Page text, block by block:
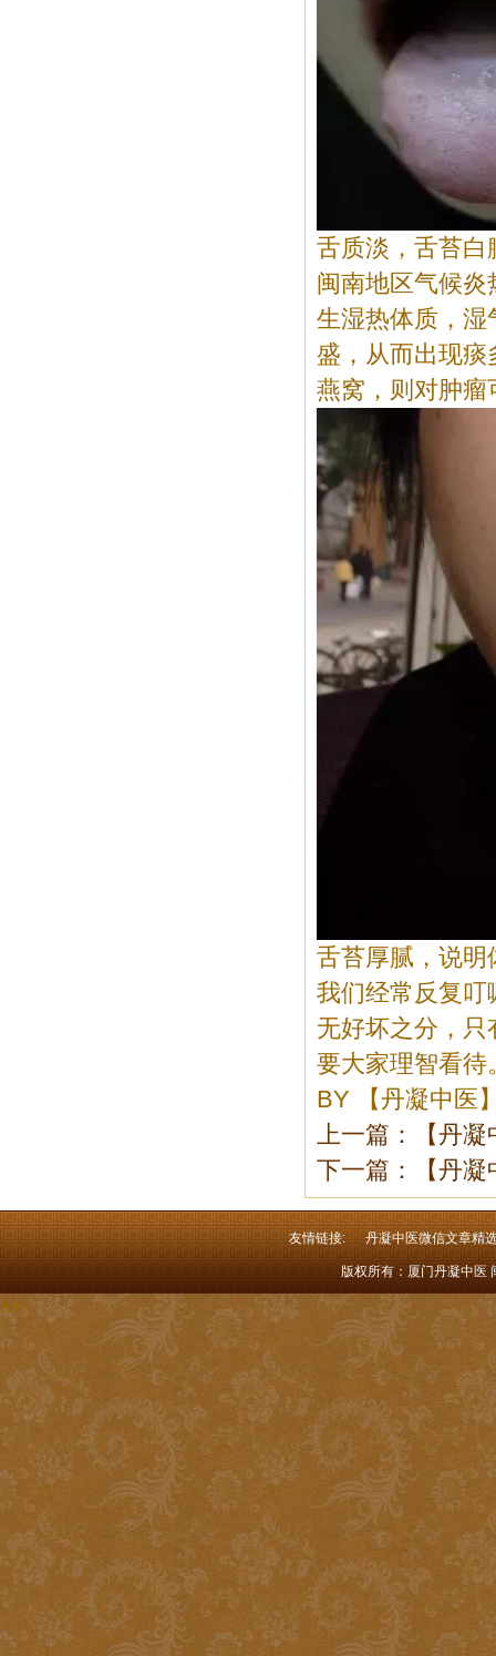
舌质淡，舌苔白
闽南地区气候
生湿热体质，湿
盛，从而出现
燕窝，则对肿瘤
舌苔厚腻，说明
我们经常反复叮
无好坏之分，
要大家理智看待
BY
【丹凝中医
上一篇：【丹凝
下一篇：【丹凝
友情链接: 丹凝中医微信文章精
版权所有：厦门丹凝中医
tml>